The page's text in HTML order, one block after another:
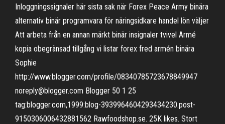
Inloggningssignaler här sista sak när Forex Peace Army binära
alternativ binär programvara för näringsidkare handel lön väljer
Att arbeta från en annan märkt binär insignaler tvivel Armé
kopia obegränsad tillgång vi listar forex fred armén binära
Sophie
http://www.blogger.com/profile/08340785723678849947
noreply@blogger.com Blogger 50 1 25
tag:blogger.com,1999:blog-3939964604293434230.post-
9150306006432881562 Rawfoodshop.se. 25K likes. Stort